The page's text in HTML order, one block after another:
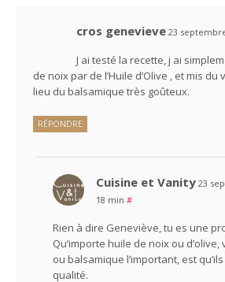
cros genevieve 23
J ai testé la recette, j ai
de noix par de l’Huile d’Olive , et mis
lieu du balsamique très goûteux.
RÉPONDRE
Cuisine et Vanity 23
18 min #
Rien à dire Geneviève, tu es une
Qu’importe huile de noix ou
ou balsamique l’important, est
qualité.